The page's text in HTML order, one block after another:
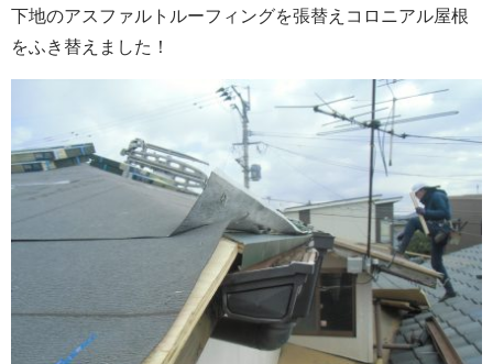
下地のアスファルトルーフィングを張替えコロニアル屋根
をふき替えました！